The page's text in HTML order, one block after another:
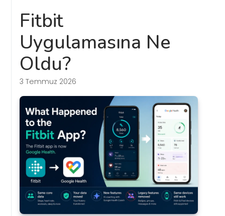
Fitbit
Uygulamasına Ne
Oldu?
3 Temmuz 2026